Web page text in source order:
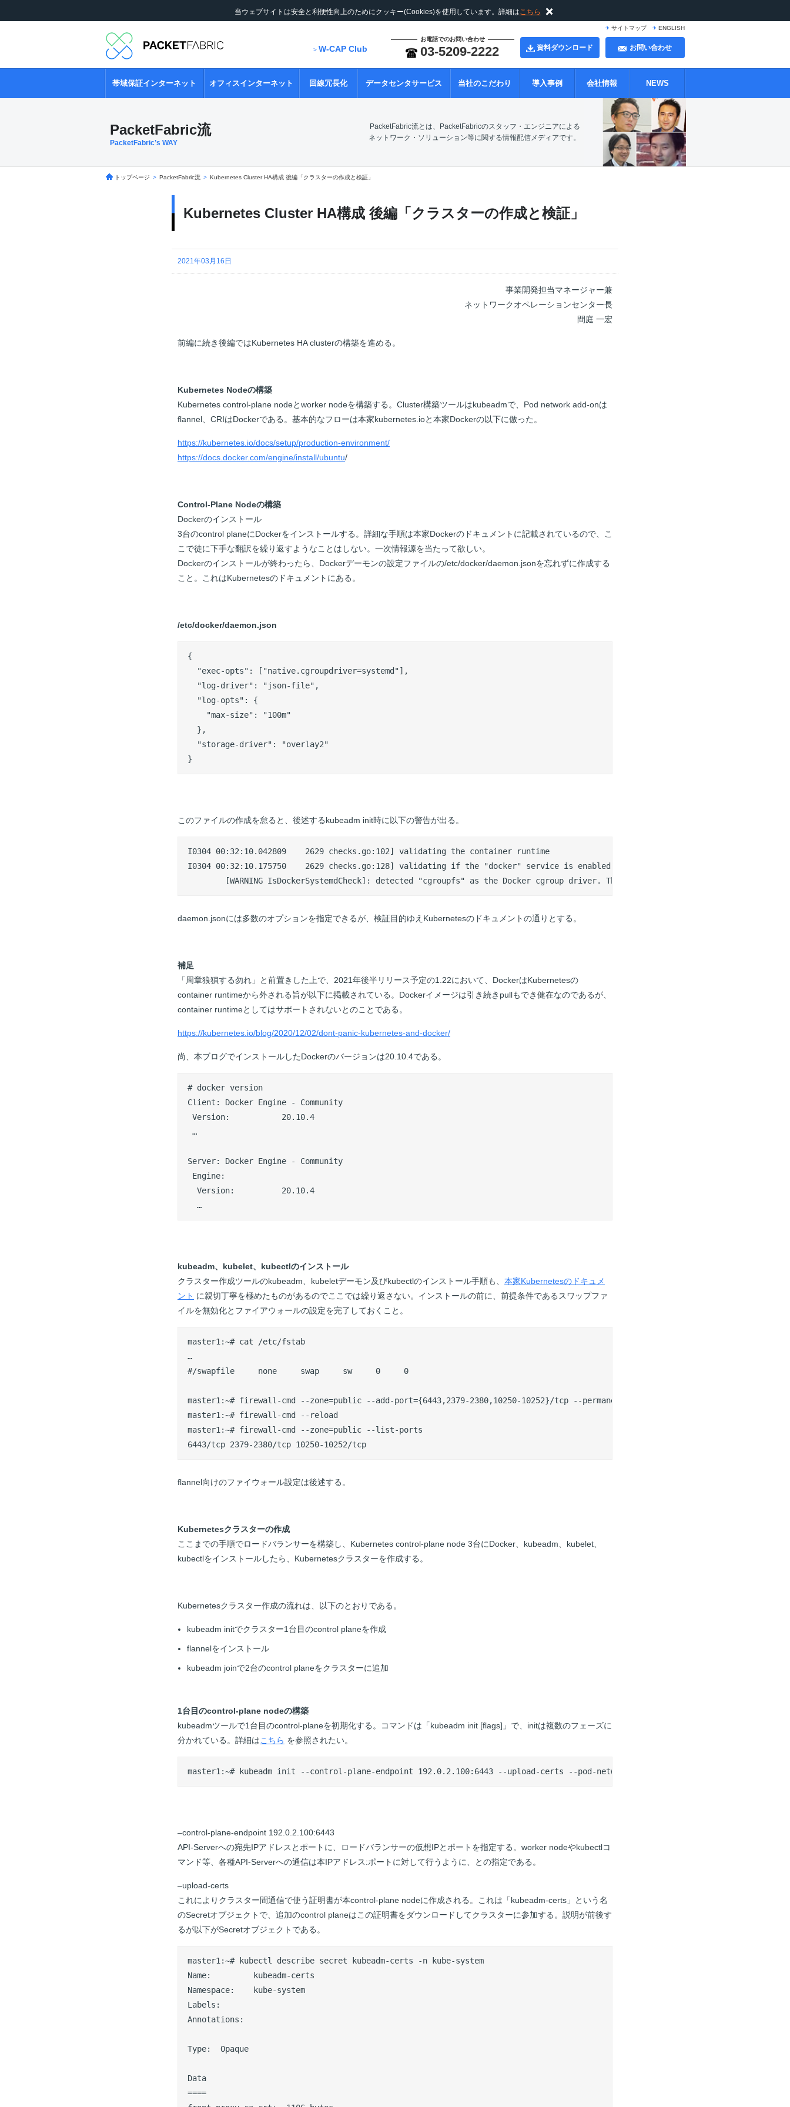
当ウェブサイトは安全と利便性向上のためにクッキー(Cookies)を使用しています。詳細はこちら
ENGLISH
サイトマップ
お問い合わせ
資料ダウンロード
お電話でのお問い合わせ
03-5209-2222
> W-CAP Club
帯域保証インターネット オフィスインターネット 回線冗長化 データセンタサービス 当社のこだわり 導入事例 会社情報 NEWS
PacketFabric流
PacketFabric’s WAY
PacketFabric流とは、PacketFabricのスタッフ・エンジニアによる
ネットワーク・ソリューション等に関する情報配信メディアです。
トップページ > PacketFabric流 > Kubernetes Cluster HA構成 後編「クラスターの作成と検証」
Kubernetes Cluster HA構成 後編「クラスターの作成と検証」
2021年03月16日
事業開発担当マネージャー兼
ネットワークオペレーションセンター長
間庭 一宏
前編に続き後編ではKubernetes HA clusterの構築を進める。
Kubernetes Nodeの構築
Kubernetes control-plane nodeとworker nodeを構築する。Cluster構築ツールはkubeadmで、Pod network add-onは
flannel、CRIはDockerである。基本的なフローは本家kubernetes.ioと本家Dockerの以下に倣った。
https://kubernetes.io/docs/setup/production-environment/
https://docs.docker.com/engine/install/ubuntu/
Control-Plane Nodeの構築
Dockerのインストール
3台のcontrol planeにDockerをインストールする。詳細な手順は本家Dockerのドキュメントに記載されているので、こ
こで徒に下手な翻訳を繰り返すようなことはしない。一次情報源を当たって欲しい。
Dockerのインストールが終わったら、Dockerデーモンの設定ファイルの/etc/docker/daemon.jsonを忘れずに作成する
こと。これはKubernetesのドキュメントにある。
/etc/docker/daemon.json
{
  "exec-opts": ["native.cgroupdriver=systemd"],
  "log-driver": "json-file",
  "log-opts": {
    "max-size": "100m"
  },
  "storage-driver": "overlay2"
}
このファイルの作成を怠ると、後述するkubeadm init時に以下の警告が出る。
I0304 00:32:10.042809    2629 checks.go:102] validating the container runtime
I0304 00:32:10.175750    2629 checks.go:128] validating if the "docker" service is enabled and active
[WARNING IsDockerSystemdCheck]: detected "cgroupfs" as the Docker cgroup driver. The recommended driver is "systemd".
daemon.jsonには多数のオプションを指定できるが、検証目的ゆえKubernetesのドキュメントの通りとする。
補足
「周章狼狽する勿れ」と前置きした上で、2021年後半リリース予定の1.22において、DockerはKubernetesの
container runtimeから外される旨が以下に掲載されている。Dockerイメージは引き続きpullもでき健在なのであるが、
container runtimeとしてはサポートされないとのことである。
https://kubernetes.io/blog/2020/12/02/dont-panic-kubernetes-and-docker/
尚、本ブログでインストールしたDockerのバージョンは20.10.4である。
# docker version
Client: Docker Engine - Community
Version:           20.10.4
…
Server: Docker Engine - Community
Engine:
  Version:          20.10.4
  …
kubeadm、kubelet、kubectlのインストール
クラスター作成ツールのkubeadm、kubeletデーモン及びkubectlのインストール手順も、 本家Kubernetesのドキュメ
ント に親切丁寧を極めたものがあるのでここでは繰り返さない。インストールの前に、前提条件であるスワップファ
イルを無効化とファイアウォールの設定を完了しておくこと。
master1:~# cat /etc/fstab
…
#/swapfile     none     swap     sw     0     0
master1:~# firewall-cmd --zone=public --add-port={6443,2379-2380,10250-10252}/tcp --permanent
master1:~# firewall-cmd --reload
master1:~# firewall-cmd --zone=public --list-ports
6443/tcp 2379-2380/tcp 10250-10252/tcp
flannel向けのファイウォール設定は後述する。
Kubernetesクラスターの作成
ここまでの手順でロードバランサーを構築し、Kubernetes control-plane node 3台にDocker、kubeadm、kubelet、
kubectlをインストールしたら、Kubernetesクラスターを作成する。
Kubernetesクラスター作成の流れは、以下のとおりである。
kubeadm initでクラスター1台目のcontrol planeを作成
flannelをインストール
kubeadm joinで2台のcontrol planeをクラスターに追加
1台目のcontrol-plane nodeの構築
kubeadmツールで1台目のcontrol-planeを初期化する。コマンドは「kubeadm init [flags]」で、initは複数のフェーズに
分かれている。詳細はこちら を参照されたい。
master1:~# kubeadm init --control-plane-endpoint 192.0.2.100:6443 --upload-certs --pod-network-cidr=10.244.0.0/16 --v=5
–control-plane-endpoint 192.0.2.100:6443
API-Serverへの宛先IPアドレスとポートに、ロードバランサーの仮想IPとポートを指定する。worker nodeやkubectlコ
マンド等、各種API-Serverへの通信は本IPアドレス:ポートに対して行うように、との指定である。
–upload-certs
これによりクラスター間通信で使う証明書が本control-plane nodeに作成される。これは「kubeadm-certs」という名
のSecretオブジェクトで、追加のcontrol planeはこの証明書をダウンロードしてクラスターに参加する。説明が前後す
るが以下がSecretオブジェクトである。
master1:~# kubectl describe secret kubeadm-certs -n kube-system
Name:         kubeadm-certs
Namespace:    kube-system
Labels:
Annotations:
Type:  Opaque
Data
====